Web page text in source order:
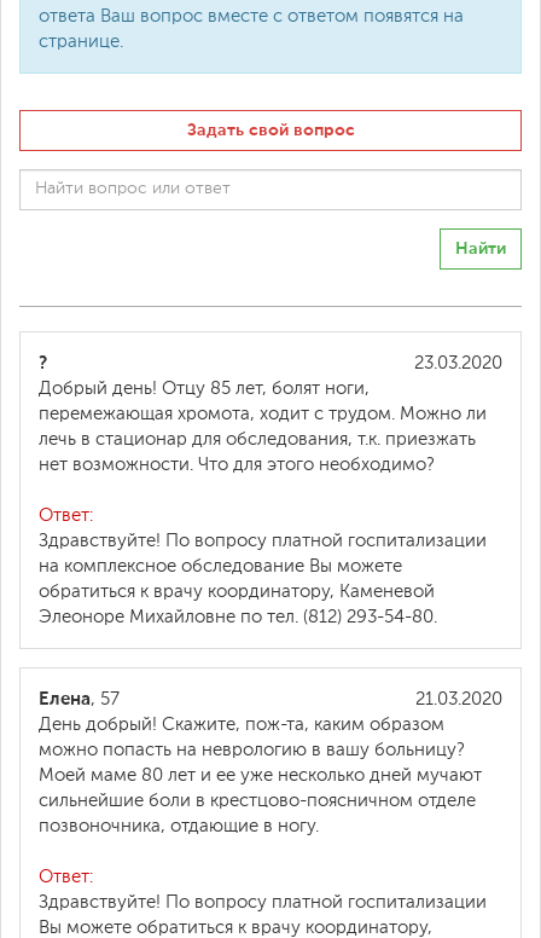
ответа Ваш вопрос вместе с ответом появятся на
странице.
Задать свой вопрос
Найти
23.03.2020
?
Добрый день! Отцу 85 лет, болят ноги,
перемежающая хромота, ходит с трудом. Можно ли
лечь в стационар для обследования, т.к. приезжать
нет возможности. Что для этого необходимо?
Ответ:
Здравствуйте! По вопросу платной госпитализации
на комплексное обследование Вы можете
обратиться к врачу координатору, Каменевой
Элеоноре Михайловне по тел. (812) 293-54-80.
21.03.2020
Елена, 57
День добрый! Скажите, пож-та, каким образом
можно попасть на неврологию в вашу больницу?
Моей маме 80 лет и ее уже несколько дней мучают
сильнейшие боли в крестцово-поясничном отделе
позвоночника, отдающие в ногу.
Ответ:
Здравствуйте! По вопросу платной госпитализации
Вы можете обратиться к врачу координатору,